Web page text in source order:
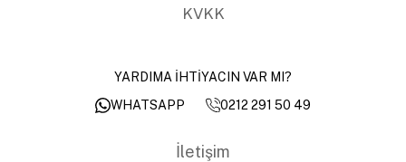
KVKK
YARDIMA İHTİYACIN VAR MI?
WHATSAPP
0212 291 50 49
İletişim